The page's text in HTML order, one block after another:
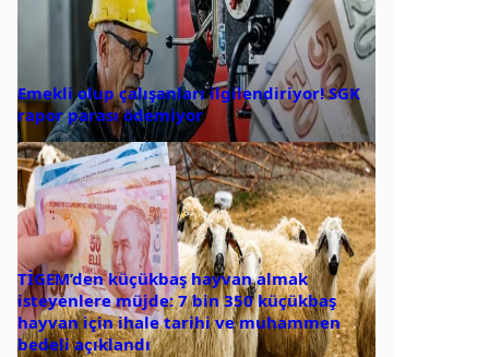
Emekli olup çalışanları ilgilendiriyor! SGK
rapor parası ödemiyor
TİGEM’den küçükbaş hayvan almak
isteyenlere müjde: 7 bin 350 küçükbaş
hayvan için ihale tarihi ve muhammen
bedeli açıklandı